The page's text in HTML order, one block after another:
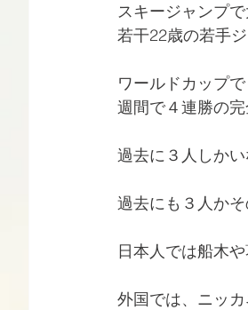
RWC2019 ラグビー
ボクシング YouTube
スキージャンプ
若干22歳の若手ジ
ワールドカップ
週間で４連勝の完
過去に３人しかい
過去にも３人か
日本人では船木や
外国では、ニッ